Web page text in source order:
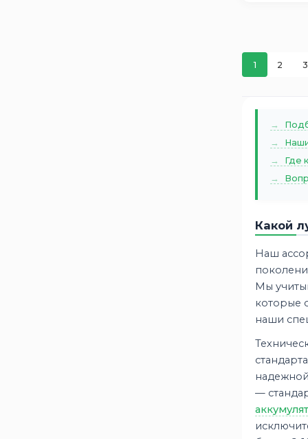
1 2 3
Где
Какой
Наш
Мы
которые
наши
—